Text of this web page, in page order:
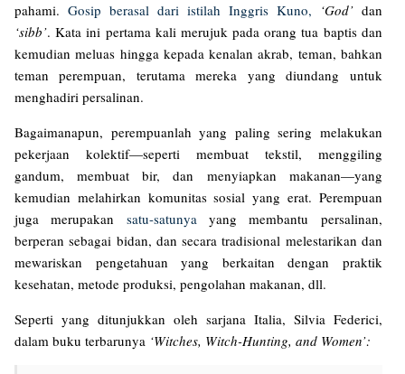
pahami. Gosip berasal dari istilah Inggris Kuno, ‘God’ dan
‘sibb’. Kata ini pertama kali merujuk pada orang tua baptis dan
kemudian meluas hingga kepada kenalan akrab, teman, bahkan
teman perempuan, terutama mereka yang diundang untuk
menghadiri persalinan.
Bagaimanapun, perempuanlah yang paling sering melakukan
pekerjaan kolektif—seperti membuat tekstil, menggiling
gandum, membuat bir, dan menyiapkan makanan—yang
kemudian melahirkan komunitas sosial yang erat. Perempuan
juga merupakan satu-satunyayang membantu persalinan,
berperan sebagai bidan, dan secara tradisional melestarikan dan
mewariskan pengetahuan yang berkaitan dengan praktik
kesehatan, metode produksi, pengolahan makanan, dll.
Seperti yang ditunjukkan oleh sarjana Italia, Silvia Federici,
dalam buku terbarunya ‘Witches, Witch-Hunting, and Women’: